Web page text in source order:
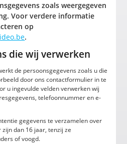
zoals weergegeven
Voor verdere informatie
op
.
die wij verwerken
de persoonsgegevens zoals u die
door ons contactformulier in te
u ingevulde velden verwerken wij
telefoonnummer en e-
gegevens te verzamelen over
dan 16 jaar, tenzij ze
of voogd.